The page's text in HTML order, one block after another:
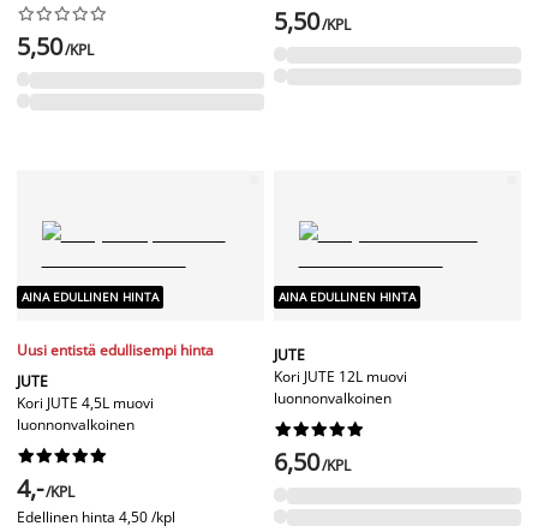






5,50/KPL
5,50/KPL
AINA EDULLINEN HINTA
Uusi entistä edullisempi hinta
JUTE
Kori JUTE 4,5L muovi
luonnonvalkoinen






4,-/KPL
Edellinen hinta 4,50 /kpl
AINA EDULLINEN HINTA
JUTE
Kori JUTE 12L muovi
luonnonvalkoinen






6,50/KPL